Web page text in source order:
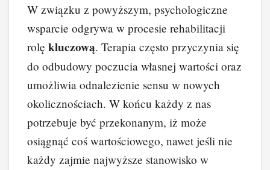
W związku z powyższym, psychologiczne
wsparcie odgrywa w procesie rehabilitacji
rolę kluczową. Terapia często przyczynia się
do odbudowy poczucia własnej wartości oraz
umożliwia odnalezienie sensu w nowych
okolicznościach. W końcu każdy z nas
potrzebuje być przekonanym, iż może
osiągnąć coś wartościowego, nawet jeśli nie
każdy zajmie najwyższe stanowisko w